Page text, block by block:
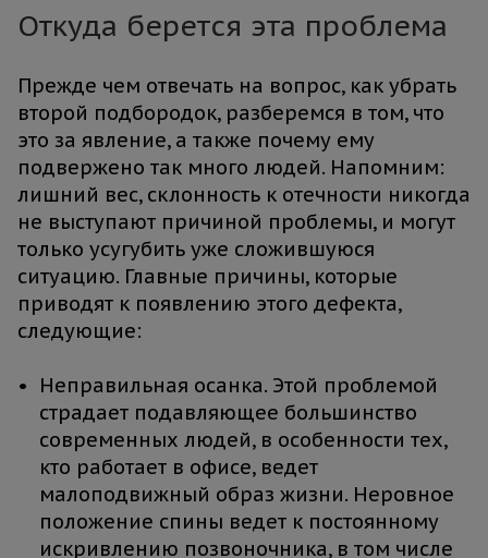
Откуда берется эта проблема
Прежде чем отвечать на вопрос, как убрать
второй подбородок, разберемся в том, что
это за явление, а также почему ему
подвержено так много людей. Напомним:
лишний вес, склонность к отечности никогда
не выступают причиной проблемы, и могут
только усугубить уже сложившуюся
ситуацию. Главные причины, которые
приводят к появлению этого дефекта,
следующие:
Неправильная осанка. Этой проблемой
страдает подавляющее большинство
современных людей, в особенности тех,
кто работает в офисе, ведет
малоподвижный образ жизни. Неровное
положение спины ведет к постоянному
искривлению позвоночника, в том числе